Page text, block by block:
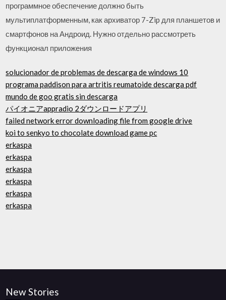
программное обеспечение должно быть
мультиплатформенным, как архиватор 7-Zip для планшетов и
смартфонов на Андроид. Нужно отдельно рассмотреть
функционал приложения
solucionador de problemas de descarga de windows 10
programa paddison para artritis reumatoide descarga pdf
mundo de goo gratis sin descarga
パイオニアappradio 2ダウンロードアプリ
failed network error downloading file from google drive
koi to senkyo to chocolate download game pc
erkaspa
erkaspa
erkaspa
erkaspa
erkaspa
erkaspa
New Stories